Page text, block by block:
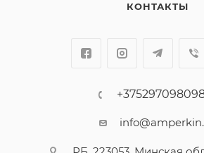
КОНТАКТЫ